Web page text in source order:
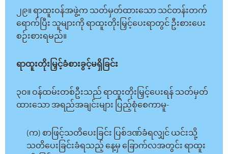
၂၉။ ရာထူးဝန်အဖွဲ့က သတ်မှတ်ထားသော သင်တန်းတက်
ရောက်ပြီး သူများကို ရာထူးတိုးမြှင့်ပေးရာတွင် ဦးစားပေး
စဉ်းစားရမည်။
ရာထူးတိုးမြှင့်ခံစားခွင့်မရှိခြင်း
၃ဝ။ ဝန်ထမ်းတစ်ဦးသည် ရာထူးတိုးမြှင့်ပေးရန် သတ်မှတ်
ထားသော အရည်အချင်းများ ပြည့်စုံစေကာမူ-
(က) စာဖြင့်သတိပေးခြင်း ပြစ်ဒဏ်ခံရလျှင် ယင်းသို့
သတိပေးခြင်းခံရသည့် နေ့မှ ခြောက်လအတွင်း ရာထူး